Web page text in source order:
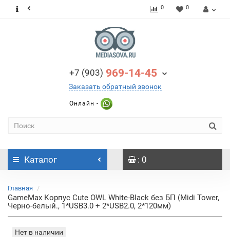
0 0
+7 (903) 969-14-45
Заказать обратный звонок
Онлайн -
Каталог : 0
Главная
GameMax Корпус Cute OWL White-Black без БП (Midi Tower,
Черно-белый., 1*USB3.0 + 2*USB2.0, 2*120мм)
Нет в наличии